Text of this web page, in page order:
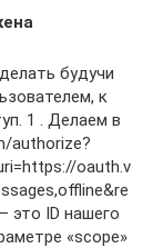
будучи
к
1 . Делаем в
authorize?
oauth.v
это ID нашего
«scope»